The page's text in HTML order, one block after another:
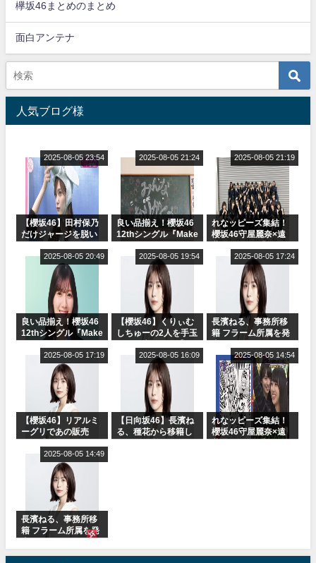
欅坂46まとめのまとめ
面白アンテナ
人気ブログ様
【櫻坂46】田村保乃
だけジャージを脱い
2025-08-05 23:54
良い品揃え！櫻坂46
12thシングル『Make
ャルグッズ絶賛販売
2025-08-05 21:24
れなッピーズ集結！
櫻坂46守屋麗奈×遠
ット！」水曜スタジ
オ出演決定
2025-08-05 21:19
良い品揃え！櫻坂46
12thシングル『Make
ャルグッズ絶賛販売
2025-08-05 20:49
【櫻坂46】くりぃむ
しちゅーの2人を手玉
りぃむナンタラ】
2025-08-05 19:54
長濱ねる、事務所移
籍 フラーム所属を発
2025-08-05 17:24
【櫻坂46】リアルミ
ーグリであの販売
Break』オフィシャ
ルグッズ解禁
2025-08-05 17:19
【日向坂46】長濱ね
る、種花から移籍し
2025-08-05 16:09
れなッピーズ集結！
櫻坂46守屋麗奈×遠
2025-08-05 14:54
長濱ねる、事務所移
籍 フラーム所属を発
2025-08-05 14:49